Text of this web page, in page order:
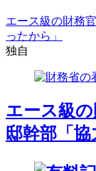
エース級の財務
ったから」
独自
エース級
邸幹部「協